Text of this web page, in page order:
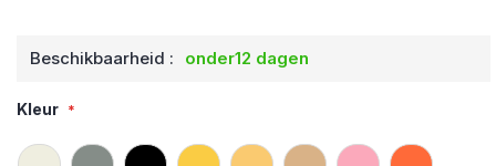
Beschikbaarheid : onder12 dagen
Kleur